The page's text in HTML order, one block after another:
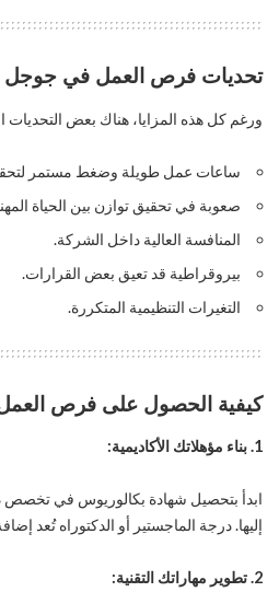
تحديات فرص العمل في جوجل
ورغم كل هذه المزايا، هناك بعض التحديات
ساعات عمل طويلة وضغط مستمر
صعوبة في تحقيق توازن بين الحياة
المنافسة العالية داخل الشركة.
بيروقراطية قد تعيق بعض القرارات.
التغيرات التنظيمية المتكررة.
كيفية الحصول على فرص
1. بناء مؤهلاتك الأكاديمية:
ابدأ بتحصيل شهادة بكالوريوس في تخصص
إليها. درجة الماجستير أو الدكتوراه تُعد
2. تطوير مهاراتك التقنية: